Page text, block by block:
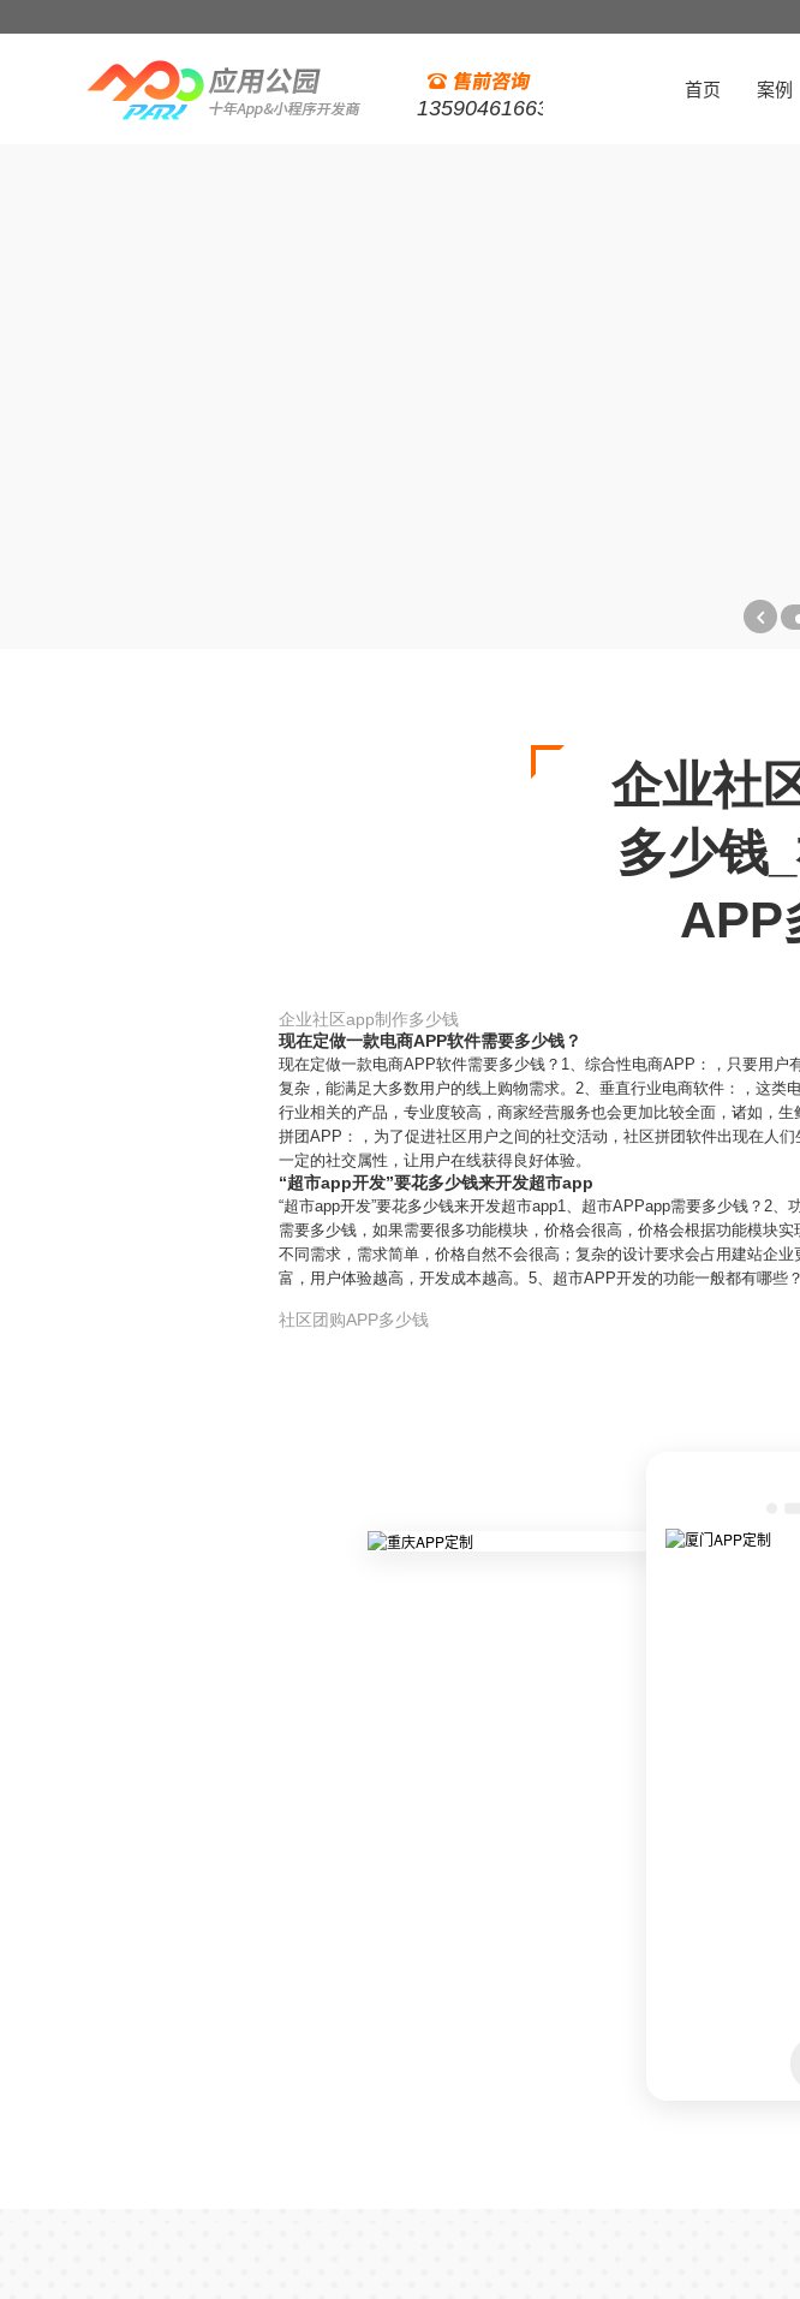
13590461663
首页 案例
企业社
多少钱
APP
企业社区app制作多少钱
现在定做一款电商APP软件需要多少钱？
现在定做一款电商APP软件需要多少钱？1、综合性电商APP：，只要用
复杂，能满足大多数用户的线上购物需求。2、垂直行业电商软件：，这
行业相关的产品，专业度较高，商家经营服务也会更加比较全面，诸如，
拼团APP：，为了促进社区用户之间的社交活动，社区拼团软件出现在人
一定的社交属性，让用户在线获得良好体验。
“超市app开发”要花多少钱来开发超市app
“超市app开发”要花多少钱来开发超市app1、超市APPapp需要多少钱？2
需要多少钱，如果需要很多功能模块，价格会很高，价格会根据功能模块
不同需求，需求简单，价格自然不会很高；复杂的设计要求会占用建站企
富，用户体验越高，开发成本越高。5、超市APP开发的功能一般都有哪些？
社区团购APP多少钱